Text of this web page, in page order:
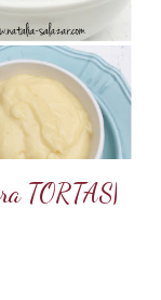
de almendras
funciona
( usar solo si
TORTAS|